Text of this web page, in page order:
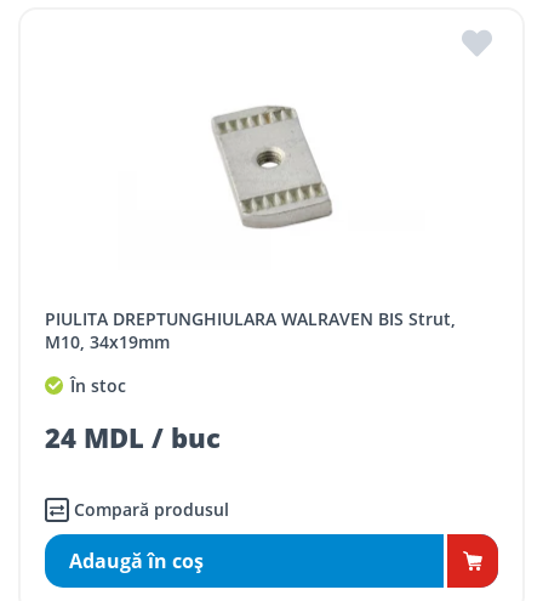
PIULITA DREPTUNGHIULARA WALRAVEN BIS Strut,
M10, 34x19mm
În stoc
24 MDL / buc
Compară produsul
Adaugă în coş